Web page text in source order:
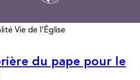
Vie de l’Église
du pape pour le